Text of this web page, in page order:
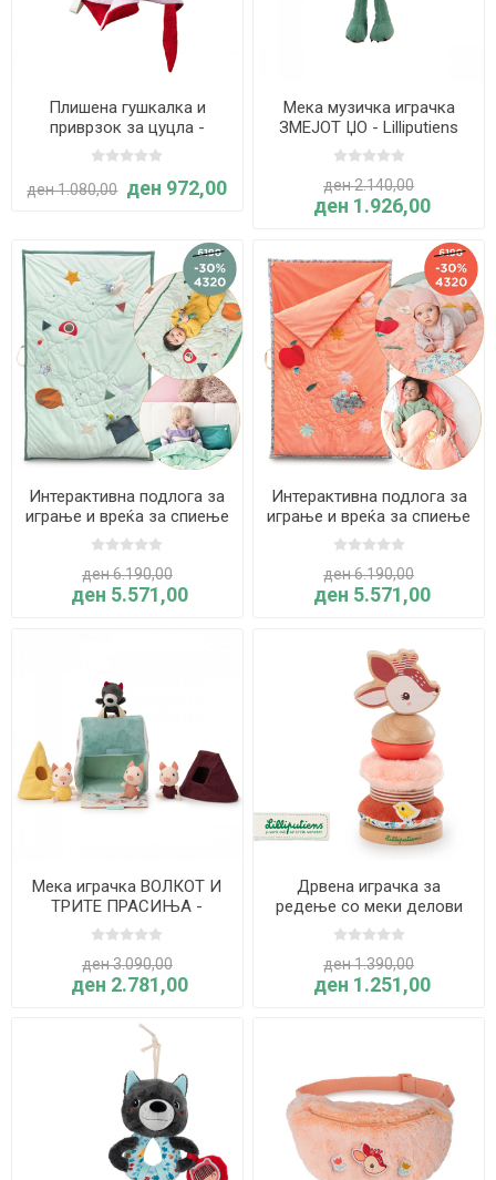
Плишена гушкалка и
приврзок за цуцла -
АЛИС- Lilliputiens
ден 1.080,00 ден 972,00
Мека музичка играчка
ЗМЕЈОТ ЏО - Lilliputiens
ден 2.140,00
ден 1.926,00
Интерактивна подлога за
играње и вреќа за спиење
ЗМЕЈОТ ЏО - Lilliputiens
ден 6.190,00
ден 5.571,00
Интерактивна подлога за
играње и вреќа за спиење
СРНАТА СТЕЛА -
ден 6.190,00
ден 5.571,00
Мека играчка ВОЛКОТ И
ТРИТЕ ПРАСИЊА -
Lilliputiens
ден 3.090,00
ден 2.781,00
Дрвена играчка за
редење со меки делови
СРНАТА СТЕЛА -
Lilliputiens
ден 1.390,00
ден 1.251,00